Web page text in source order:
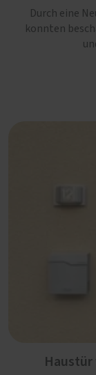
Durch eine
konnten